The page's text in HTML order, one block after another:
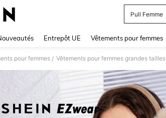
Pull Femme
Entrepôt UE Vêtements pour femmes
pour femmes / Vêtements pour femmes grandes tailles